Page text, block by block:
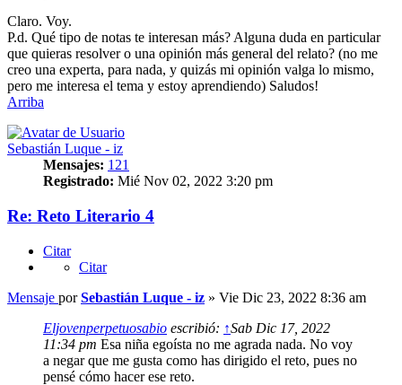
Claro. Voy.
P.d. Qué tipo de notas te interesan más? Alguna duda en particular
que quieras resolver o una opinión más general del relato? (no me
creo una experta, para nada, y quizás mi opinión valga lo mismo,
pero me interesa el tema y estoy aprendiendo) Saludos!
Arriba
Sebastián Luque - iz
Mensajes: 121
Registrado: Mié Nov 02, 2022 3:20 pm
Re: Reto Literario 4
Citar
Citar
Mensaje porSebastián Luque - iz » Vie Dic 23, 2022 8:36 am
Eljovenperpetuosabio escribió: ↑Sab Dic 17, 2022
11:34 pm Esa niña egoísta no me agrada nada. No voy
a negar que me gusta como has dirigido el reto, pues no
pensé cómo hacer ese reto.